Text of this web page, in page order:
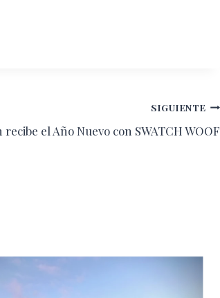
SIGUIENTE
recibe el Año Nuevo con SWATCH WOOF